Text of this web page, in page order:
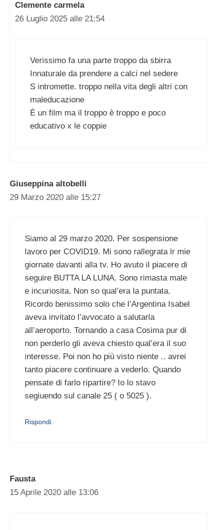
Clemente carmela
26 Luglio 2025 alle 21:54
Verissimo fa una parte troppo da sbirra
Innaturale da prendere a calci nel sedere
S intromette. troppo nella vita degli altri con
maleducazione
È un film ma il troppo è troppo e poco
educativo x le coppie
Giuseppina altobelli
29 Marzo 2020 alle 15:27
Siamo al 29 marzo 2020. Per sospensione
lavoro per COVID19. Mi sono rallegrata lr mie
giornate davanti alla tv. Ho avuto il piacere di
seguire BUTTA LA LUNA. Sono rimasta male
e incuriosita. Non so qual’era la puntata.
Ricordo benissimo solo che l’Argentina Isabel
aveva invitato l’avvocato a salutarla
all’aeroporto. Tornando a casa Cosima pur di
non perderlo gli aveva chiesto qual’era il suo
interesse. Poi non ho più visto niente .. avrei
tanto piacere continuare a vederlo. Quando
pensate di farlo ripartire? Io lo stavo
segiuendo sul canale 25 ( o 5025 ).
Rispondi
Fausta
15 Aprile 2020 alle 13:06